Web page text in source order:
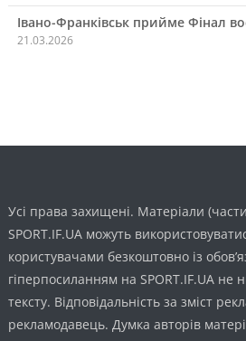
Івано-Франківськ прийме Фінал
21.03.2026
Усі права захищені. Матеріали
SPORT.IF.UA можуть
користувачами безкоштовно із
гіперпосиланням на SPORT.IF.UA не
тексту. Відповідальність за зміст
рекламодавець. Думка авторів